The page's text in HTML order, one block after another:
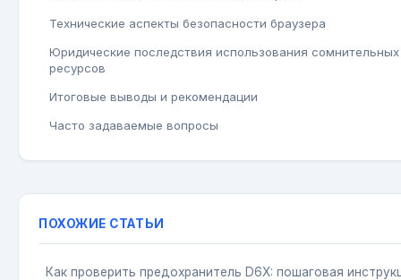
Технические аспекты безопасности браузера
Юридические последствия использования сомнительных
ресурсов
Итоговые выводы и рекомендации
Часто задаваемые вопросы
ПОХОЖИЕ СТАТЬИ
Как проверить предохранитель D6X: пошаговая